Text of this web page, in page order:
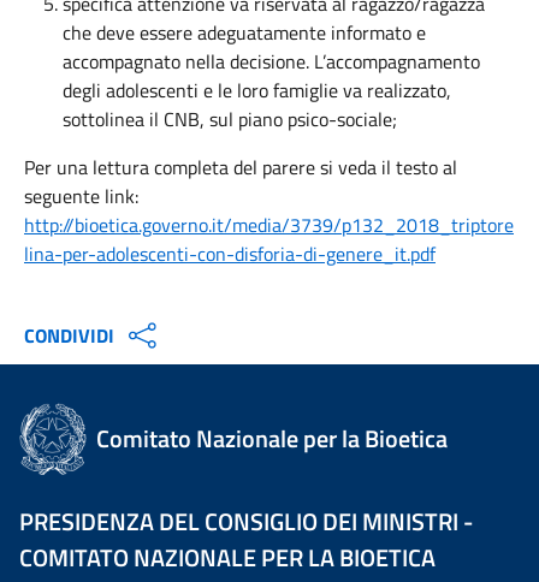
che deve essere adeguatamente informato e
accompagnato nella decisione. L’accompagnamento
degli adolescenti e le loro famiglie va realizzato,
sottolinea il CNB, sul piano psico-sociale;
Per una lettura completa del parere si veda il testo al
seguente link:
http://bioetica.governo.it/media/3739/p132_2018_triptore
lina-per-adolescenti-con-disforia-di-genere_it.pdf
CONDIVIDI
Comitato Nazionale per la Bioetica
PRESIDENZA DEL CONSIGLIO DEI MINISTRI -
COMITATO NAZIONALE PER LA BIOETICA